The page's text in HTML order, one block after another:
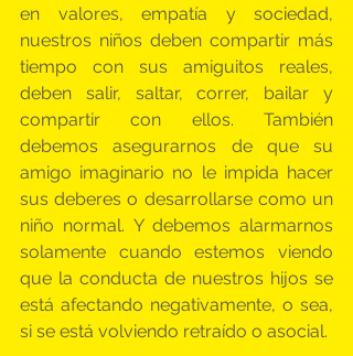
en valores, empatía y sociedad,
nuestros niños deben compartir más
tiempo con sus amiguitos reales,
deben salir, saltar, correr, bailar y
compartir con ellos. También
debemos asegurarnos de que su
amigo imaginario no le impida hacer
sus deberes o desarrollarse como un
niño normal. Y debemos alarmarnos
solamente cuando estemos viendo
que la conducta de nuestros hijos se
está afectando negativamente, o sea,
si se está volviendo retraído o asocial.